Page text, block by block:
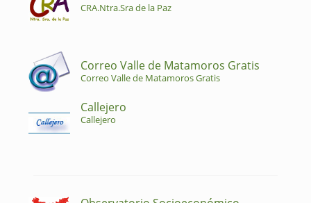
CRA.Ntra.Sra de la Paz
Correo Valle de Matamoros Gratis
Correo Valle de Matamoros Gratis
Callejero
Callejero